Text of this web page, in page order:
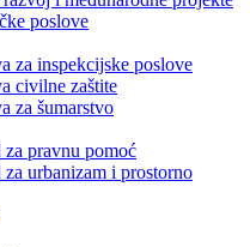
poslove
za inspekcijske poslove
civilne zaštite
za šumarstvo
pravnu pomoć
urbanizam i prostorno